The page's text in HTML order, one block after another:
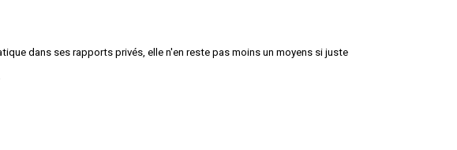
dans ses rapports privés, elle n'en reste pas moins un moyens si juste